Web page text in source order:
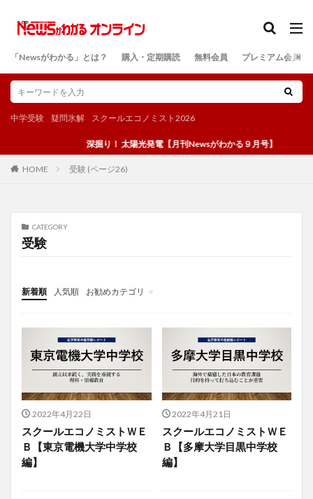
「Newsがわかる」とは？ 購入・定期購読 無料会員 プレミアム会員
中学受験 疑問氷解 スクールエコノミスト2026
深掘り！ 太陽光発電【月刊Newsがわかる９月号】
HOME 受験 (ページ26)
CATEGORY
受験
新着順 人気順
お勧めカテゴリ
投稿
学び
マンガ
電子書籍
2022年4月22日
スクールエコノミストＷＥ
Ｂ【東京電機大学中学校
編】
2022年4月21日
スクールエコノミストＷＥ
Ｂ【多摩大学目黒中学校
編】
検索